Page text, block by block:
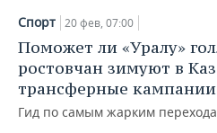
Спорт 20 фев, 07:00
Поможет ли «Уралу»
ростовчан зимуют в
трансферные
Гид по самым жарким